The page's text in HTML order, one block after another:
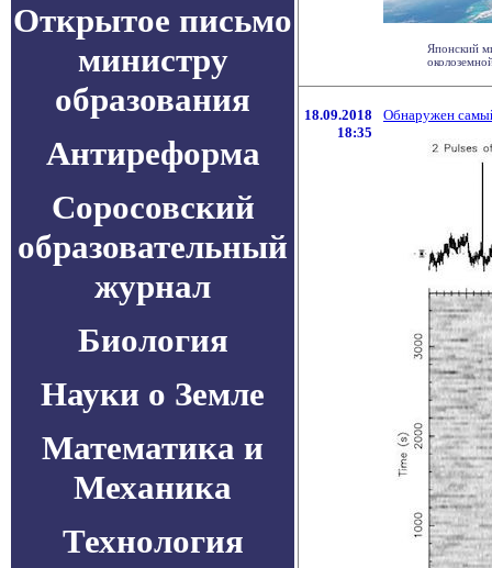
Открытое письмо
министру
образования
Антиреформа
Соросовский
образовательный
журнал
Биология
Науки о Земле
Математика и
Механика
Технология
Японский
18.09.2018
18:35
Обнаружен